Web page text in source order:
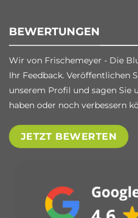
BEWERTUNGEN
Wir von Frischemeyer - Die
Ihr Feedback. Veröffentlichen
unserem Profil und sagen Sie
haben oder noch verbessern
JETZT BEWERTEN